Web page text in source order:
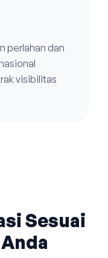
perlahan dan
visibilitas
Sesuai